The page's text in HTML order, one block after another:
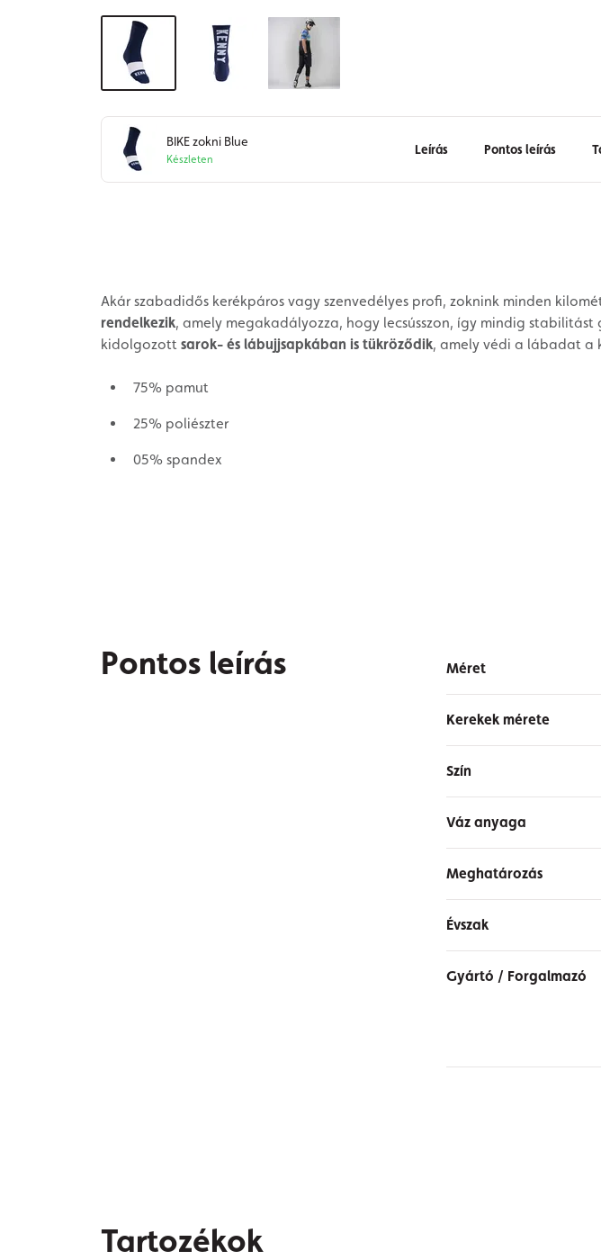
BIKE zokni Blue
Készleten
Leírás Pontos leírás
Akár szabadidős kerékpáros vagy szenvedélyes profi, zoknink minden
rendelkezik, amely megakadályozza, hogy lecsússzon, így mindig
kidolgozott sarok- és lábujjsapkában is tükröződik, amely védi a lábadat a
75% pamut
25% poliészter
05% spandex
Pontos leírás Méret
Kerekek mérete
Szín
Váz anyaga
Meghatározás
Évszak
Gyártó / Forgalmazó
Tartozékok